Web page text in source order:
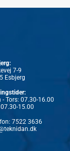
7-9
Esbjerg
- Tors: 07.30-16.00
07.30-15.00
7522 3636